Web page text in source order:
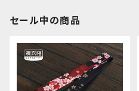
セール中の商品